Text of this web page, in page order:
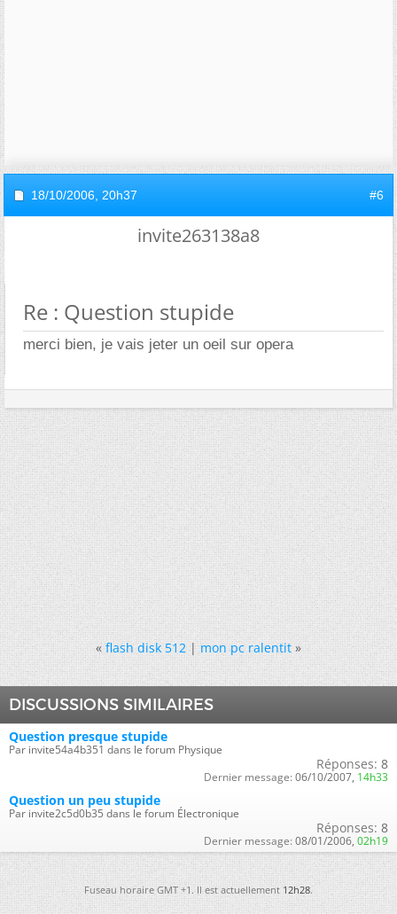
18/10/2006, 20h37 #6
invite263138a8
Re : Question stupide
merci bien, je vais jeter un oeil sur opera
« flash disk 512|mon pc ralentit »
DISCUSSIONS SIMILAIRES
Question presque stupide
Par invite54a4b351 dans le forum Physique
Réponses: 8
Dernier message: 06/10/2007, 14h33
Question un peu stupide
Par invite2c5d0b35 dans le forum Électronique
Réponses: 8
Dernier message: 08/01/2006, 02h19
Fuseau horaire GMT +1. Il est actuellement12h28.